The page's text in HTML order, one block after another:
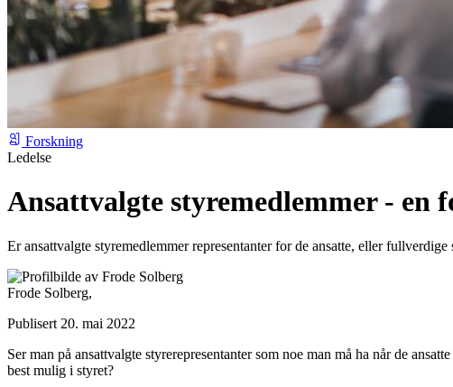
Forskning
Ledelse
Ansattvalgte styremedlemmer - en
Er ansattvalgte styremedlemmer representanter for de ansatte, eller
Frode Solberg,
Publisert 20. mai 2022
Ser man på ansattvalgte styrerepresentanter som noe man må ha når de
best mulig i styret?